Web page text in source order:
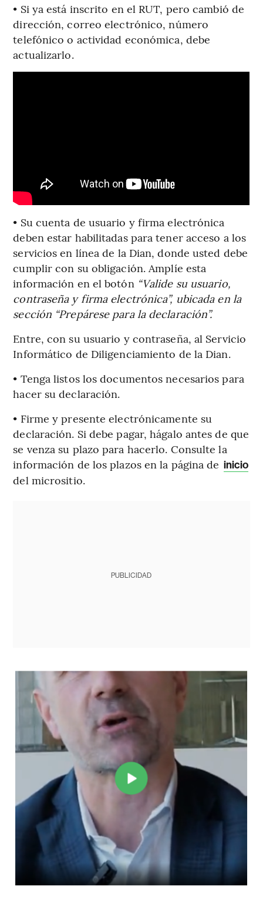
• Si ya está inscrito en el RUT, pero cambió de
dirección, correo electrónico, número
telefónico o actividad económica, debe
actualizarlo.
• Su cuenta de usuario y firma electrónica
deben estar habilitadas para tener acceso a los
servicios en línea de la Dian, donde usted debe
cumplir con su obligación. Amplíe esta
información en el botón “Valide su usuario,
contraseña y firma electrónica”, ubicada en la
sección “Prepárese para la declaración”.
Entre, con su usuario y contraseña, al Servicio
Informático de Diligenciamiento de la Dian.
• Tenga listos los documentos necesarios para
hacer su declaración.
• Firme y presente electrónicamente su
declaración. Si debe pagar, hágalo antes de que
se venza su plazo para hacerlo. Consulte la
información de los plazos en la página de inicio
del micrositio.
PUBLICIDAD